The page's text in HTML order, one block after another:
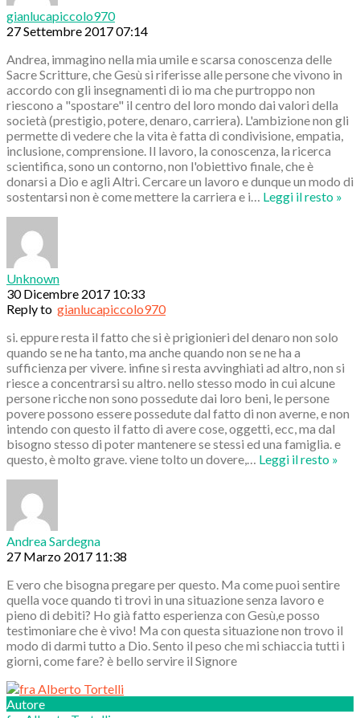
gianlucapiccolo970
27 Settembre 2017 07:14
Andrea, immagino nella mia umile e scarsa conoscenza delle
Sacre Scritture, che Gesù si riferisse alle persone che vivono in
accordo con gli insegnamenti di io ma che purtroppo non
riescono a "spostare" il centro del loro mondo dai valori della
società (prestigio, potere, denaro, carriera). L'ambizione non gli
permette di vedere che la vita è fatta di condivisione, empatia,
inclusione, comprensione. Il lavoro, la conoscenza, la ricerca
scientifica, sono un contorno, non l'obiettivo finale, che è
donarsi a Dio e agli Altri. Cercare un lavoro e dunque un modo di
sostentarsi non è come mettere la carriera e i
Leggi il resto »
Unknown
30 Dicembre 2017 10:33
Reply to gianlucapiccolo970
si. eppure resta il fatto che si è prigionieri del denaro non solo
quando se ne ha tanto, ma anche quando non se ne ha a
sufficienza per vivere. infine si resta avvinghiati ad altro, non si
riesce a concentrarsi su altro. nello stesso modo in cui alcune
persone ricche non sono possedute dai loro beni, le persone
povere possono essere possedute dal fatto di non averne, e non
intendo con questo il fatto di avere cose, oggetti, ecc, ma dal
bisogno stesso di poter mantenere se stessi ed una famiglia. e
questo, è molto grave. viene tolto un dovere,
Leggi il resto »
Andrea Sardegna
27 Marzo 2017 11:38
E vero che bisogna pregare per questo. Ma come puoi sentire
quella voce quando ti trovi in una situazione senza lavoro e
pieno di debiti? Ho già fatto esperienza con Gesù,e posso
testimoniare che è vivo! Ma con questa situazione non trovo il
modo di darmi tutto a Dio. Sento il peso che mi schiaccia tutti i
giorni, come fare? è bello servire il Signore
Autore